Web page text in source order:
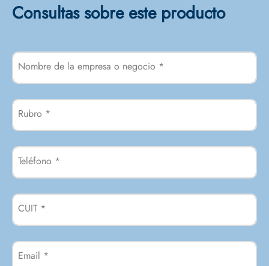
Consultas sobre este producto
Nombre de la empresa o negocio *
Rubro *
Teléfono *
CUIT *
Email *